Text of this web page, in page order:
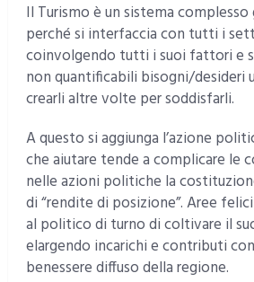
Il Turismo è un sistema complesso
perché si interfaccia con tutti i
coinvolgendo tutti i suoi fattori e
non quantificabili bisogni/desideri
crearli altre volte per soddisfarli.
A questo si aggiunga l’azione
che aiutare tende a complicare le
nelle azioni politiche la
di “rendite di posizione”. Aree
al politico di turno di coltivare il
elargendo incarichi e contributi
benessere diffuso della regione.